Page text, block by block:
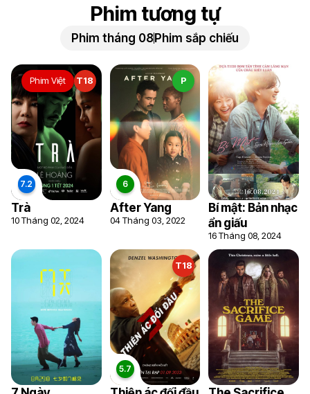
Phim tương tự
Phim tháng 08Phim sắp chiếu
Phim Việt T18
Trà
10 Tháng 02, 2024
P
After Yang
04 Tháng 03, 2022
Bí mật: Bản nhạc
ẩn giấu
16 Tháng 08, 2024
T18